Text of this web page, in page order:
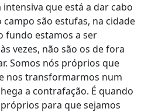
que está a dar cabo
são estufas, na cidade
fundo estamos a ser
vezes, não são os de fora
Somos nós próprios que
nos transformarmos num
a contrafação. É quando
para que sejamos